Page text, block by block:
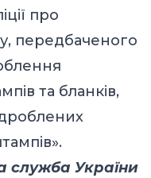
про
передбаченого
та бланків,
служба України